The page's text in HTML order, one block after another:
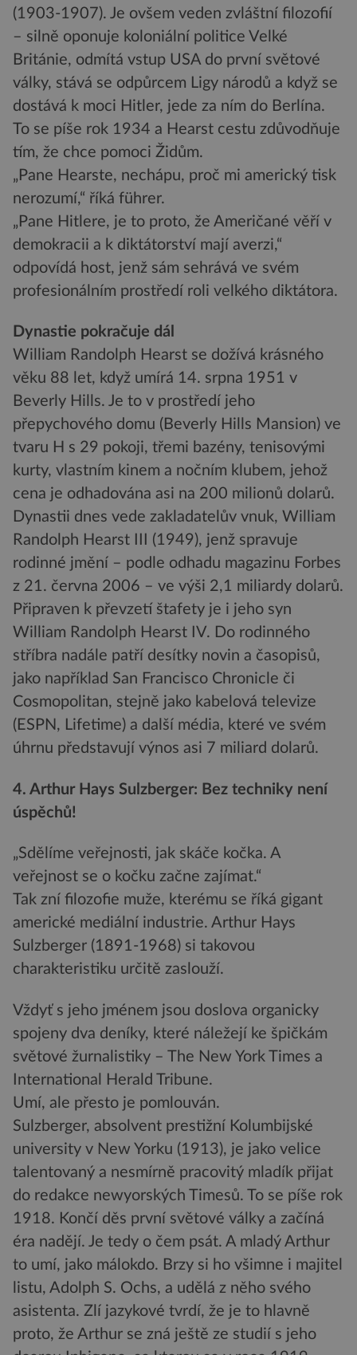
(1903-1907). Je ovšem veden zvláštní filozofií
– silně oponuje koloniální politice Velké
Británie, odmítá vstup USA do první světové
války, stává se odpůrcem Ligy národů a když se
dostává k moci Hitler, jede za ním do Berlína.
To se píše rok 1934 a Hearst cestu zdůvodňuje
tím, že chce pomoci Židům.
„Pane Hearste, nechápu, proč mi americký tisk
nerozumí,“ říká führer.
„Pane Hitlere, je to proto, že Američané věří v
demokracii a k diktátorství mají averzi,“
odpovídá host, jenž sám sehrává ve svém
profesionálním prostředí roli velkého diktátora.
Dynastie pokračuje dál
William Randolph Hearst se dožívá krásného
věku 88 let, když umírá 14. srpna 1951 v
Beverly Hills. Je to v prostředí jeho
přepychového domu (Beverly Hills Mansion) ve
tvaru H s 29 pokoji, třemi bazény, tenisovými
kurty, vlastním kinem a nočním klubem, jehož
cena je odhadována asi na 200 milionů dolarů.
Dynastii dnes vede zakladatelův vnuk, William
Randolph Hearst III (1949), jenž spravuje
rodinné jmění – podle odhadu magazinu Forbes
z 21. června 2006 – ve výši 2,1 miliardy dolarů.
Připraven k převzetí štafety je i jeho syn
William Randolph Hearst IV. Do rodinného
stříbra nadále patří desítky novin a časopisů,
jako například San Francisco Chronicle či
Cosmopolitan, stejně jako kabelová televize
(ESPN, Lifetime) a další média, které ve svém
úhrnu představují výnos asi 7 miliard dolarů.
4. Arthur Hays Sulzberger: Bez techniky není
úspěchů!
„Sdělíme veřejnosti, jak skáče kočka. A
veřejnost se o kočku začne zajímat.“
Tak zní filozofie muže, kterému se říká gigant
americké mediální industrie. Arthur Hays
Sulzberger (1891-1968) si takovou
charakteristiku určitě zaslouží.
Vždyť s jeho jménem jsou doslova organicky
spojeny dva deníky, které náležejí ke špičkám
světové žurnalistiky – The New York Times a
International Herald Tribune.
Umí, ale přesto je pomlouván.
Sulzberger, absolvent prestižní Kolumbijské
university v New Yorku (1913), je jako velice
talentovaný a nesmírně pracovitý mladík přijat
do redakce newyorských Timesů. To se píše rok
1918. Končí děs první světové války a začíná
éra nadějí. Je tedy o čem psát. A mladý Arthur
to umí, jako málokdo. Brzy si ho všimne i majitel
listu, Adolph S. Ochs, a udělá z něho svého
asistenta. Zlí jazykové tvrdí, že je to hlavně
proto, že Arthur se zná ještě ze studií s jeho